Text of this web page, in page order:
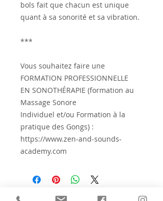
bols fait que chacun est unique
quant à sa sonorité et sa vibration.
***
Vous souhaitez faire une
FORMATION PROFESSIONNELLE
EN SONOTHÉRAPIE (formation au
Massage Sonore
Individuel et/ou Formation à la
pratique des Gongs) :
https://www.zen-and-sounds-
academy.com